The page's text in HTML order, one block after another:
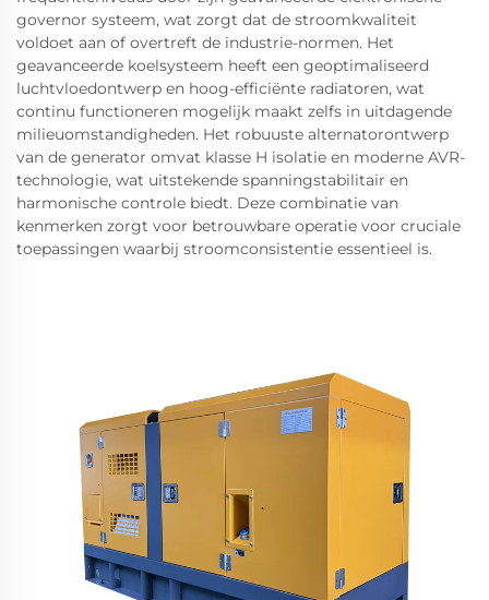
governor systeem, wat zorgt dat de stroomkwaliteit
voldoet aan of overtreft de industrie-normen. Het
geavanceerde koelsysteem heeft een geoptimaliseerd
luchtvloedontwerp en hoog-efficiënte radiatoren, wat
continu functioneren mogelijk maakt zelfs in uitdagende
milieuomstandigheden. Het robuuste alternatorontwerp
van de generator omvat klasse H isolatie en moderne AVR-
technologie, wat uitstekende spanningstabilitair en
harmonische controle biedt. Deze combinatie van
kenmerken zorgt voor betrouwbare operatie voor cruciale
toepassingen waarbij stroomconsistentie essentieel is.